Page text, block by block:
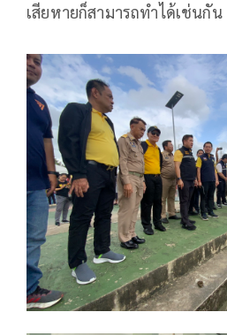
เสียหายก็สามารถทำได้เช่นกัน